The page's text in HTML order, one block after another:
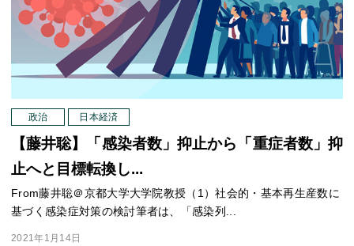
政治 日本経済
【藤井聡】「感染者数」抑止から「重症者数」抑
止へと目標転換し...
From藤井聡＠京都大学大学院教授（1）社会的・基本再生産数に
基づく感染症対策の検討筆者は、「感染列...
2021年1月14日